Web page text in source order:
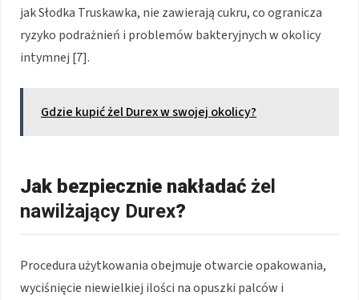
jak Słodka Truskawka, nie zawierają cukru, co ogranicza
ryzyko podrażnień i problemów bakteryjnych w okolicy
intymnej [7].
Gdzie kupić żel Durex w swojej okolicy?
Jak bezpiecznie nakładać żel
nawilżający Durex?
Procedura użytkowania obejmuje otwarcie opakowania,
wyciśnięcie niewielkiej ilości na opuszki palców i